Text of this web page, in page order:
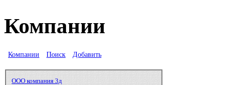
Компании
Компании Поиск Добавить
ООО компания 3д